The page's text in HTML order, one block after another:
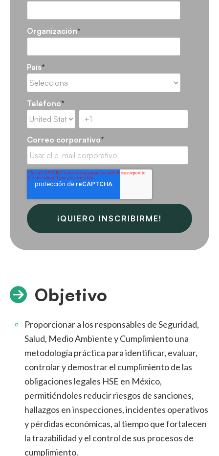
Organización*
País*
Teléfono*
Correo corporativo*
Objetivo
Proporcionar a los responsables de Seguridad,
Salud, Medio Ambiente y Cumplimiento una
metodología práctica para identificar, evaluar,
controlar y demostrar el cumplimiento de las
obligaciones legales HSE en México,
permitiéndoles reducir riesgos de sanciones,
hallazgos en inspecciones, incidentes operativos
y pérdidas económicas, al tiempo que fortalecen
la trazabilidad y el control de sus procesos de
cumplimiento.